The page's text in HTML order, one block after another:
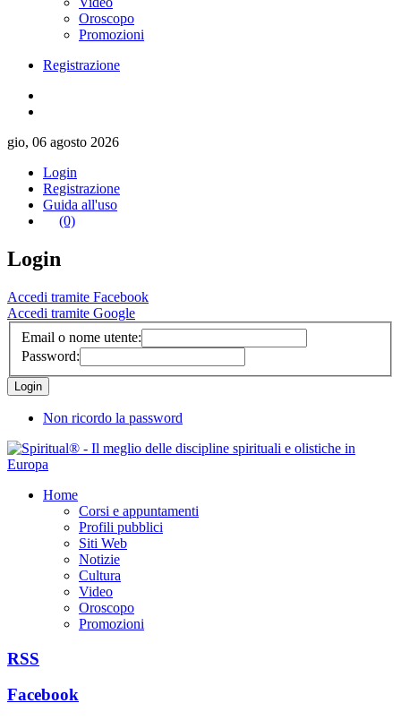
Oroscopo
Promozioni
Registrazione
gio, 06 agosto 2026
Login
Registrazione
Guida all'uso
(0)
Login
Accedi tramite Facebook
Accedi tramite Google
Email o nome utente:
Password:
Non ricordo la password
Home
Corsi e appuntamenti
Profili pubblici
Siti Web
Notizie
Cultura
Video
Oroscopo
Promozioni
RSS
Facebook